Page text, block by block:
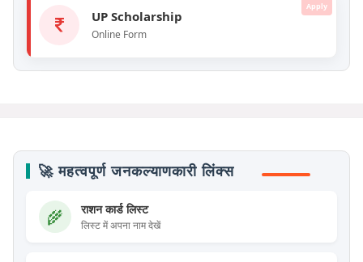
UP Scholarship
Online Form
Apply
🚀 महत्वपूर्ण जनकल्याणकारी लिंक्स
🌾 राशन कार्ड लिस्ट
लिस्ट में अपना नाम देखें